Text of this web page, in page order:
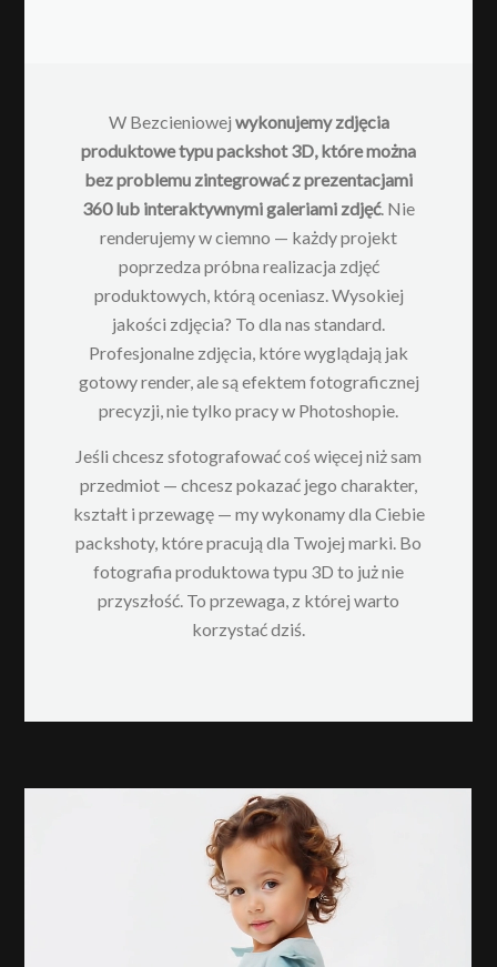
W Bezcieniowej wykonujemy zdjęcia
produktowe typu packshot 3D, które można
bez problemu zintegrować z prezentacjami
360 lub interaktywnymi galeriami zdjęć. Nie
renderujemy w ciemno — każdy projekt
poprzedza próbna realizacja zdjęć
produktowych, którą oceniasz. Wysokiej
jakości zdjęcia? To dla nas standard.
Profesjonalne zdjęcia, które wyglądają jak
gotowy render, ale są efektem fotograficznej
precyzji, nie tylko pracy w Photoshopie.
Jeśli chcesz sfotografować coś więcej niż sam
przedmiot — chcesz pokazać jego charakter,
kształt i przewagę — my wykonamy dla Ciebie
packshoty, które pracują dla Twojej marki. Bo
fotografia produktowa typu 3D to już nie
przyszłość. To przewaga, z której warto
korzystać dziś.